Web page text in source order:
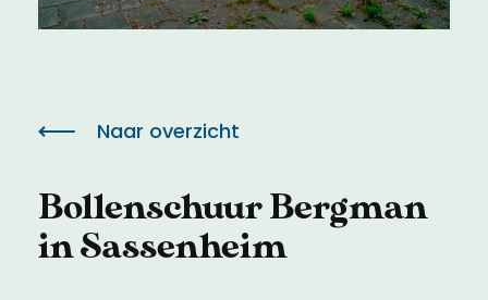
Bollenschuur Bergman
in Sassenheim
Naar overzicht